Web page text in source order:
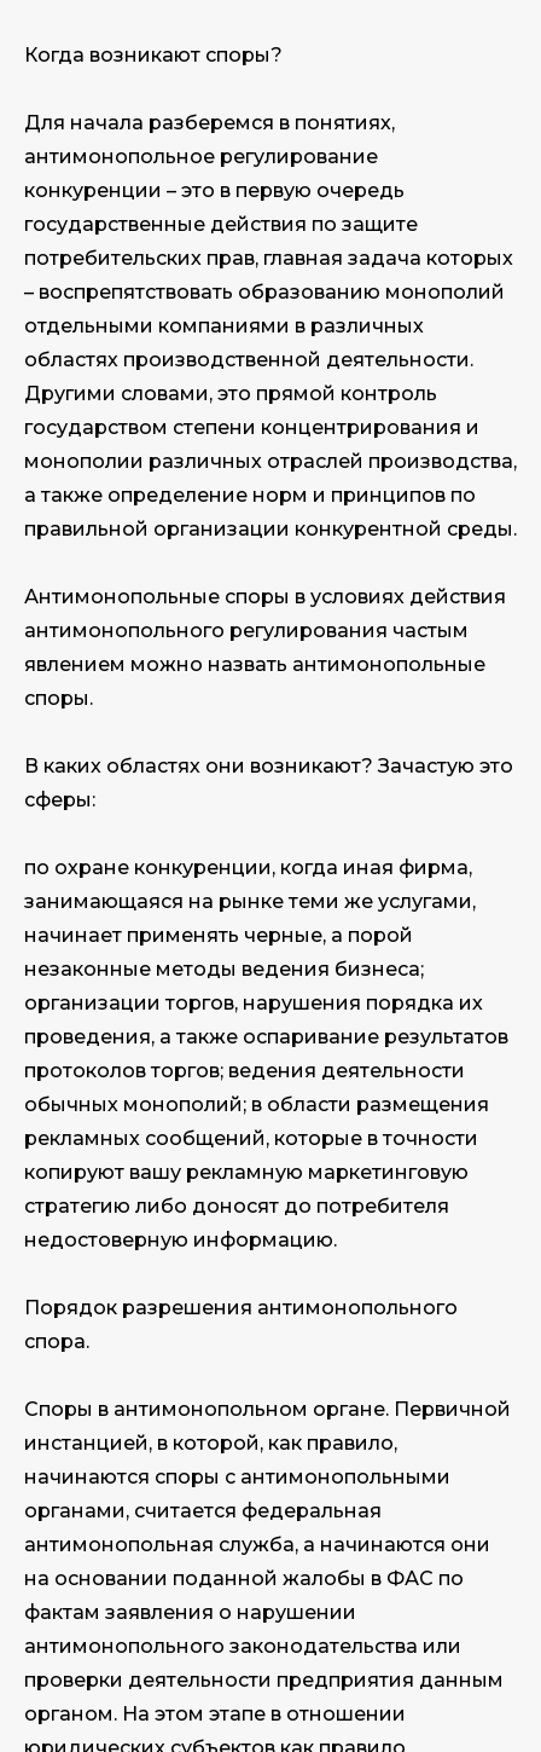
Когда возникают споры?
Для начала разберемся в понятиях,
антимонопольное регулирование
конкуренции – это в первую очередь
государственные действия по защите
потребительских прав, главная задача которых
– воспрепятствовать образованию монополий
отдельными компаниями в различных
областях производственной деятельности.
Другими словами, это прямой контроль
государством степени концентрирования и
монополии различных отраслей производства,
а также определение норм и принципов по
правильной организации конкурентной среды.
Антимонопольные споры в условиях действия
антимонопольного регулирования частым
явлением можно назвать антимонопольные
споры.
В каких областях они возникают? Зачастую это
сферы:
по охране конкуренции, когда иная фирма,
занимающаяся на рынке теми же услугами,
начинает применять черные, а порой
незаконные методы ведения бизнеса;
организации торгов, нарушения порядка их
проведения, а также оспаривание результатов
протоколов торгов; ведения деятельности
обычных монополий; в области размещения
рекламных сообщений, которые в точности
копируют вашу рекламную маркетинговую
стратегию либо доносят до потребителя
недостоверную информацию.
Порядок разрешения антимонопольного
спора.
Споры в антимонопольном органе. Первичной
инстанцией, в которой, как правило,
начинаются споры с антимонопольными
органами, считается федеральная
антимонопольная служба, а начинаются они
на основании поданной жалобы в ФАС по
фактам заявления о нарушении
антимонопольного законодательства или
проверки деятельности предприятия данным
органом. На этом этапе в отношении
юридических субъектов как правило